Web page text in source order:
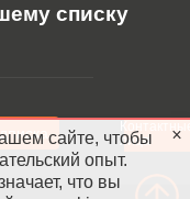
списку
лица
сайте, чтобы
опыт.
что вы